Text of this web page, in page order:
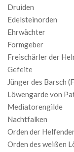
Druiden
Edelsteinorden
Ehrwächter
Formgeber
Freischärler der
Gefeite
Jünger des Barsch
Löwengarde von
Mediatorengilde
Nachtfalken
Orden der
Orden des weißen